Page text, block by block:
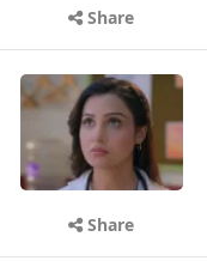
Share
Share